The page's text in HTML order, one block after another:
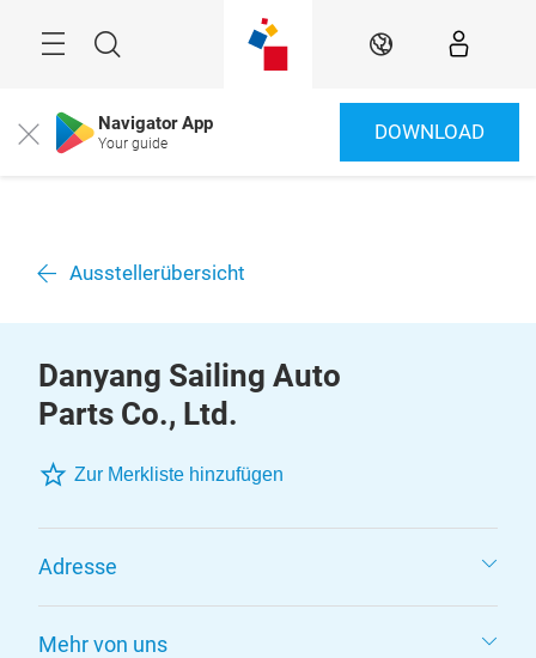
Suche DE
Close Navigator App
Your guide DOWNLOAD
Ausstellerübersicht
Danyang Sailing Auto
Parts Co., Ltd.
Zur Merkliste hinzufügen
Adresse
Mehr von uns